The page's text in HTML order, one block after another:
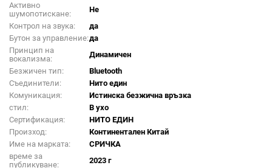
Активно
шумопотискане:
Не
Контрол на звука:
да
Бутон за управление:да
Принцип на
вокализма:
Динамичен
Безжичен тип:
Bluetooth
Съединители:
Нито един
Комуникация:
Истинска безжична връзка
стил:
В ухо
Сертификация:
НИТО ЕДИН
Произход:
Континентален Китай
Име на марката:
СРИЧКА
време за
публикуване:
2023 г